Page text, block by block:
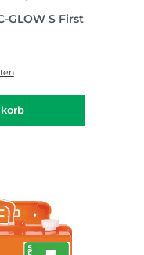
GLOW S First